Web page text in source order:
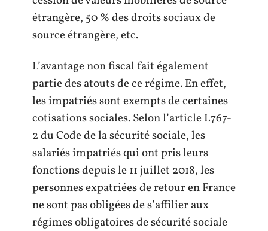
étrangère, 50 % des droits sociaux de
source étrangère, etc.
L’avantage non fiscal fait également
partie des atouts de ce régime. En effet,
les impatriés sont exempts de certaines
cotisations sociales. Selonl’article L767-
2 du Code de la sécurité sociale, les
salariés impatriés qui ont pris leurs
fonctions depuis le 11 juillet 2018, les
personnes expatriées de retour en France
ne sont pas obligées de s’affilier aux
régimes obligatoires de sécurité sociale